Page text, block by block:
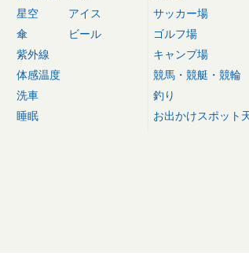
星空
傘
紫外線
体感温度
洗車
睡眠
アイス
ビール
サッカー場
ゴルフ場
キャンプ場
競馬・競艇・競輪
釣り
お出かけスポット